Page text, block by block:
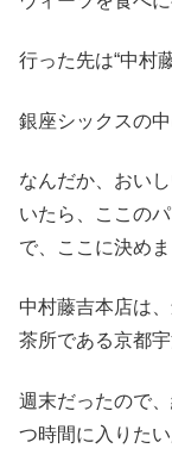
行った先は“中村
銀座シックスの中
なんだか、おい
いたら、ここの
で、ここに決めま
中村藤吉本店は
茶所である京都
週末だったので
つ時間に入りた